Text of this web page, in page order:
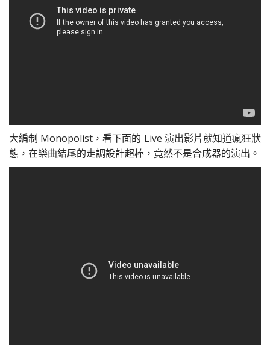
大編制 Monopolist，看下面的 Live 演出影片就知道瘋狂狀
態，在樂曲結尾的走調設計超棒，竟然不是合成器的演出。